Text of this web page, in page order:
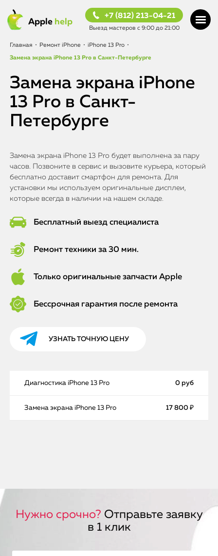
Apple help
+7 (812) 213-04-21
Выезд мастеров с 9:00 до 21:00
Главная • Ремонт iPhone • iPhone 13 Pro •
Замена экрана iPhone 13 Pro в Санкт-Петербурге
Замена экрана iPhone
13 Pro в Санкт-
Петербурге
Замена экрана iPhone 13 Pro будет выполнена за пару
часов. Позвоните в сервис и вызовите курьера, который
бесплатно доставит смартфон для ремонта. Для
установки мы используем оригинальные дисплеи,
которые всегда в наличии на нашем складе.
Бесплатный выезд специалиста
Ремонт техники за 30 мин.
Только оригинальные запчасти Apple
Бессрочная гарантия после ремонта
УЗНАТЬ ТОЧНУЮ ЦЕНУ
Диагностика iPhone 13 Pro 0 руб
Замена экрана iPhone 13 Pro 17 800 ₽
Нужно срочно? Отправьте заявку
в 1 клик